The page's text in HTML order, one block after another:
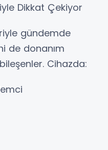
Dikkat Çekiyor
gündemde
de donanım
Cihazda: